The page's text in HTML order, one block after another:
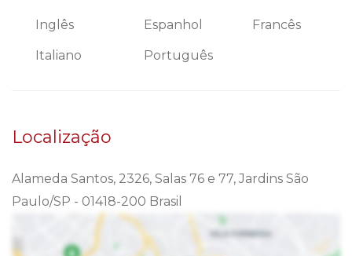
Inglês Espanhol Francês
Italiano Português
Localização
Alameda Santos, 2326, Salas 76 e 77, Jardins São
Paulo/SP - 01418-200 Brasil